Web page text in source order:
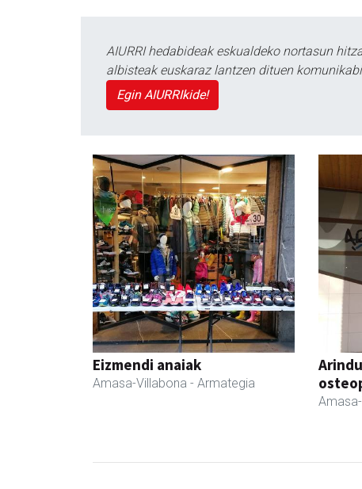
AIURRI hedabideak eskualdeko nortasun
albisteak euskaraz lantzen dituen
Egin AIURRIkide!
Eizmendi anaiak
Amasa-Villabona - Armategia